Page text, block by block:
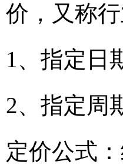
价，又称
1、指定日
2、指定周
定价公式